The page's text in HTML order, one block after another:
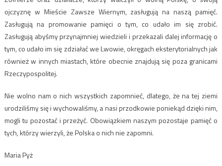
ojczyznę w Mieście Zawsze Wiernym, zasługują na naszą pamięć.
Zasługują na promowanie pamięci o tym, co udało im się zrobić.
Zasługują abyśmy przynajmniej wiedzieli i przekazali dalej informację o
tym, co udało im się zdziałać we Lwowie, okręgach eksterytorialnych jak
również w innych miastach, które obecnie znajdują się poza granicami
Rzeczypospolitej.
Nie wolno nam o nich wszystkich zapomnieć, dlatego, że na tej ziemi
urodziliśmy się i wychowaliśmy, a nasi przodkowie poniekąd dzięki nim,
mogli tu pozostać i przeżyć. Obowiązkiem naszym pozostaje pamięć o
tych, którzy wierzyli, że Polska o nich nie zapomni.
Maria Pyż